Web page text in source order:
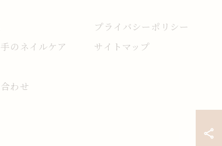
のネイルケア
わせ
プライバシーポリシー
サイトマップ